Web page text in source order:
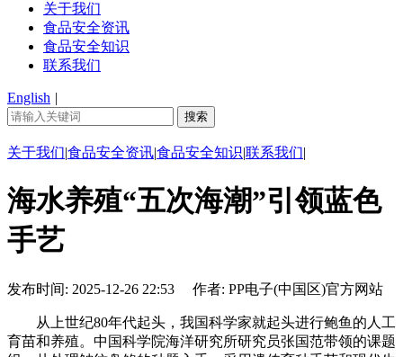
关于我们
食品安全资讯
食品安全知识
联系我们
English |
关于我们|食品安全资讯|食品安全知识|联系我们|
海水养殖“五次海潮”引领蓝色
手艺
发布时间: 2025-12-26 22:53 作者: PP电子(中国区)官方网站
从上世纪80年代起头，我国科学家就起头进行鲍鱼的人工
育苗和养殖。中国科学院海洋研究所研究员张国范带领的课题